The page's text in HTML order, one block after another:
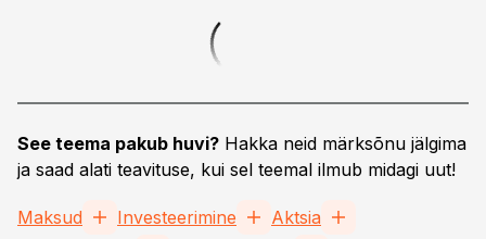
See teema pakub huvi? Hakka neid märksõnu jälgima
ja saad alati teavituse, kui sel teemal ilmub midagi uut!
Maksud Investeerimine
Aktsia